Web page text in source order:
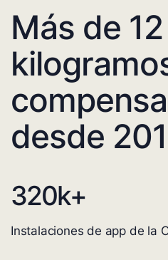
Más de
desde
320k+
Instalaciones de app de la